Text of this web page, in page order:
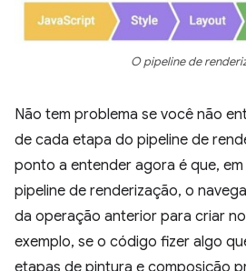
O pipeline de
Não tem problema se você não
de cada etapa do pipeline de
ponto a entender agora é que,
pipeline de renderização, o
da operação anterior para criar
exemplo, se o código fizer algo